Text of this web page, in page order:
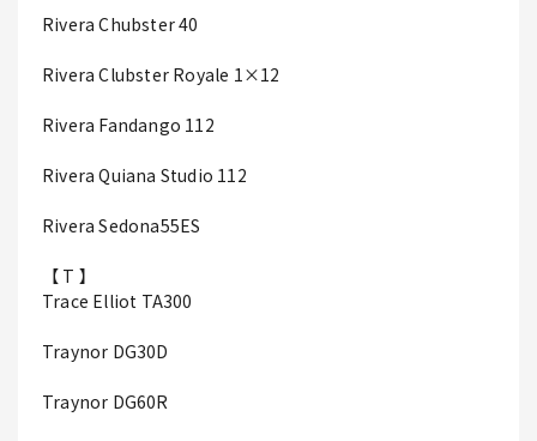
Rivera Chubster 40
Rivera Clubster Royale 1×12
Rivera Fandango 112
Rivera Quiana Studio 112
Rivera Sedona55ES
【 T 】
Trace Elliot TA300
Traynor DG30D
Traynor DG60R